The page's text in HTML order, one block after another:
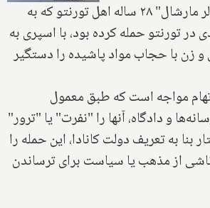
پلیس می‌گوید "چندلر مارشال" ۲۸ ساله اهل تورنتو که به
در تورنتو حمله کرده بود، با اسپری به
زن با حجاب مواد پاشیده را دستگیر
اکنون با ۱۷ اتهام مواجه است که طبق معمول
و دادگاه، آنها را "نفرت" یا "ترور"
بنا به تعریف دولت کانادا، این حمله را
از مذهب یا سیاست برای ترساندن